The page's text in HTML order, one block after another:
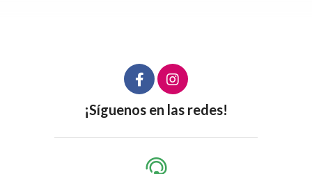
¡Síguenos en las redes!